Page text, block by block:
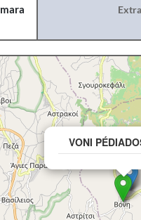
VONI